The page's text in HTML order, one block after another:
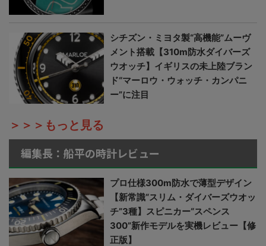
シチズン・ミヨタ製“高機能”ムーヴ
メント搭載【310m防水ダイバーズ
ウオッチ】イギリスの未上陸ブラン
ド“マーロウ・ウォッチ・カンパニ
ー”に注目
＞＞＞もっと見る
編集長：船平の時計レビュー
プロ仕様300m防水で薄型デザイン
【新常識“スリム・ダイバーズウオッ
チ”3種】スピニカー“スペンス
300”新作モデルを実機レビュー【修
正版】